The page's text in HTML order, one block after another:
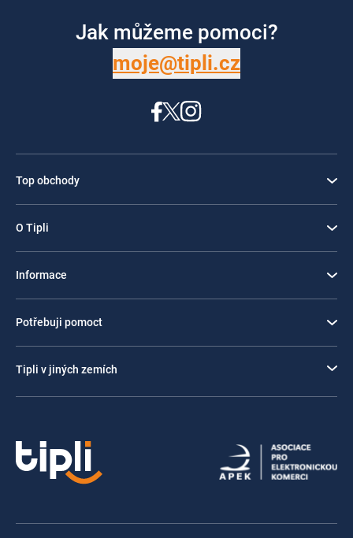
Jak můžeme pomoci?
moje@tipli.cz
Top obchody
O Tipli
Informace
Potřebuji pomoct
Tipli v jiných zemích